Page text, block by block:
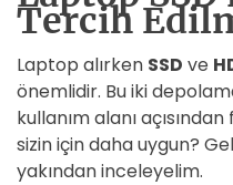
Tercih
Laptop alırken SSD ve
önemlidir. Bu iki
kullanım alanı
sizin için daha uygun?
yakından inceleyelim.